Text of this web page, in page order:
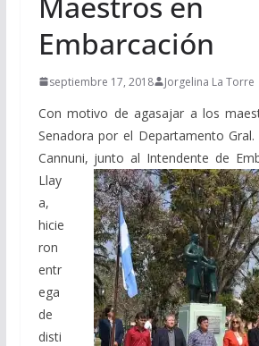
Embarcación
septiembre 17, 2018 Jorgelina La Torre
Con motivo de agasajar a los
Senadora por el Departamento
Cannuni, junto al Intendente de
Llay
a,
hicie
ron
entr
ega
de
disti